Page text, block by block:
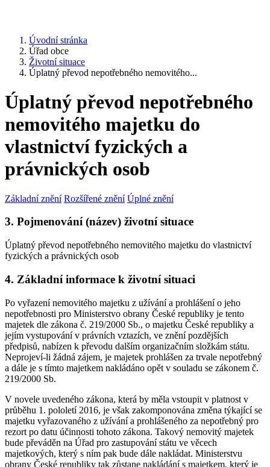
Úvodní stránka
Úřad obce
Životní situace
Úplatný převod nepotřebného nemovitého...
Úplatný převod nepotřebného
nemovitého majetku do
vlastnictví fyzických a
právnických osob
Základní znění Rozšířené znění Úplné znění
3. Pojmenování (název) životní situace
Úplatný převod nepotřebného nemovitého majetku do vlastnictví
fyzických a právnických osob
4. Základní informace k životní situaci
Po vyřazení nemovitého majetku z užívání a prohlášení o jeho
nepotřebnosti pro Ministerstvo obrany České republiky je tento
majetek dle zákona č. 219/2000 Sb., o majetku České republiky a
jejím vystupování v právních vztazích, ve znění pozdějších
předpisů, nabízen k převodu dalším organizačním složkám státu.
Neprojeví-li žádná zájem, je majetek prohlášen za trvale nepotřebný
a dále je s tímto majetkem nakládáno opět v souladu se zákonem č.
219/2000 Sb.
V novele uvedeného zákona, která by měla vstoupit v platnost v
průběhu 1. pololetí 2016, je však zakomponována změna týkající se
majetku vyřazovaného z užívání a prohlášeného za nepotřebný pro
rezort po datu účinnosti tohoto zákona. Takový nemovitý majetek
bude převáděn na Úřad pro zastupování státu ve věcech
majetkových, který s ním pak bude dále nakládat. Ministerstvu
obrany České republiky tak zůstane nakládání s majetkem, který je